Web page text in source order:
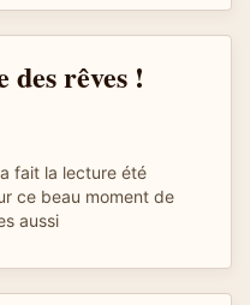
rêves !
fait la lecture été
ce beau moment de
aussi